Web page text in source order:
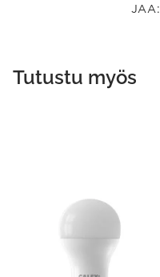
JAA:
Tutustu myös